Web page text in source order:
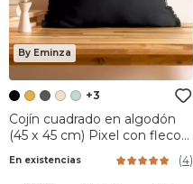
By Eminza
+3
Cojín cuadrado en algodón
(45 x 45 cm) Pixel con flecos
En existencias (4)